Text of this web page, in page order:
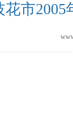
花市